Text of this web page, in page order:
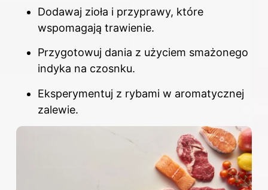
Dodawaj zioła i przyprawy, które
wspomagają trawienie.
Przygotowuj dania z użyciem smażonego
indyka na czosnku.
Eksperymentuj z rybami w aromatycznej
zalewie.